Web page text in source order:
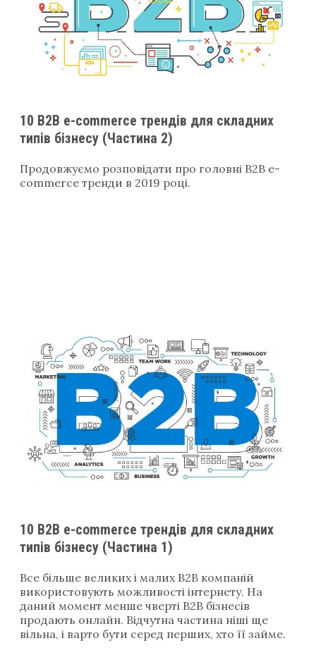
10 B2B e-commerce трендів для складних
типів бізнесу (Частина 2)
Продовжуємо розповідати про головні В2В e-
commerce тренди в 2019 році.
10 B2B e-commerce трендів для складних
типів бізнесу (Частина 1)
Все більше великих і малих B2B компаній
використовують можливості інтернету. На
даний момент менше чверті B2B бізнесів
продають онлайн. Відчутна частина ніші ще
вільна, і варто бути серед перших, хто її займе.